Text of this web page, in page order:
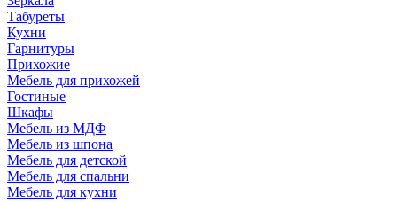
Табуреты
Кухни
Гарнитуры
Прихожие
Мебель для прихожей
Гостиные
Шкафы
Мебель из МДФ
Мебель из шпона
Мебель для детской
Мебель для спальни
Мебель для кухни